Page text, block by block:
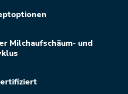
Milchaufschäum- und